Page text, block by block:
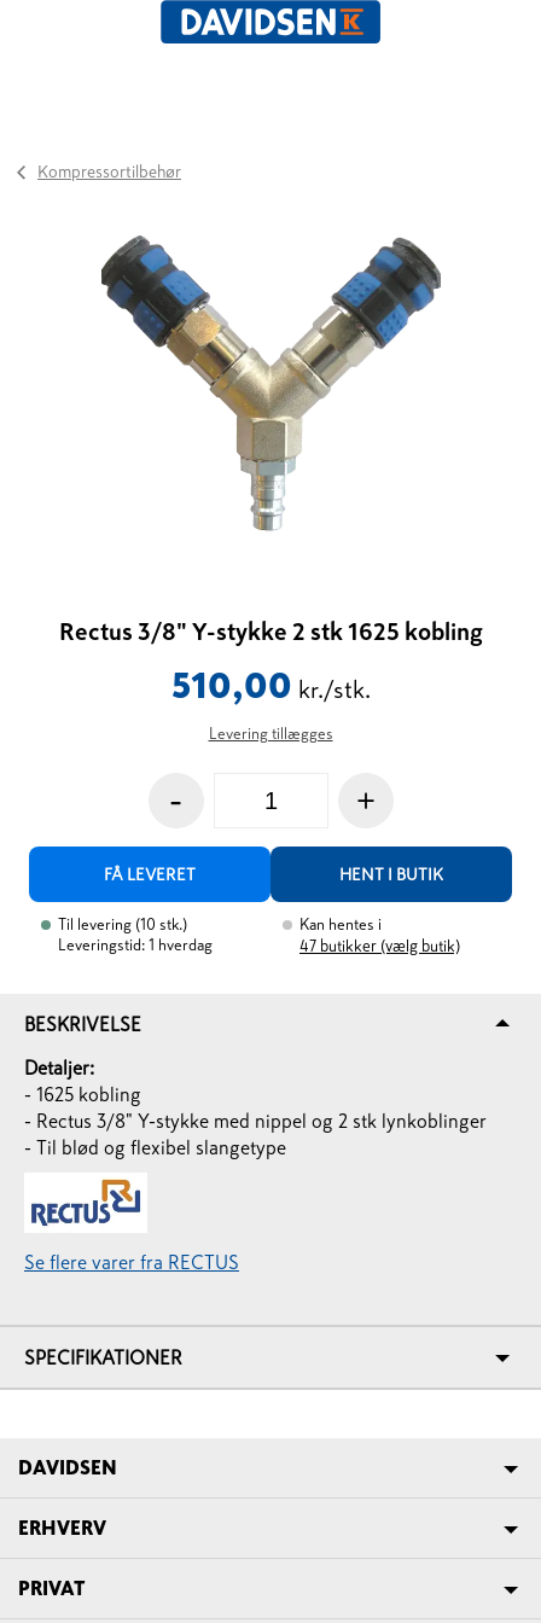
Kompressortilbehør
Rectus 3/8" Y-stykke 2 stk 1625 kobling
510,00 kr./stk.
Levering tillægges
- +
FÅ LEVERET HENT I BUTIK
Til levering (10 stk.)
Leveringstid: 1 hverdag
Kan hentes i
47 butikker (vælg butik)
BESKRIVELSE
Detaljer:
- 1625 kobling
- Rectus 3/8" Y-stykke med nippel og 2 stk lynkoblinger
- Til blød og flexibel slangetype
Se flere varer fra RECTUS
SPECIFIKATIONER
DAVIDSEN
ERHVERV
PRIVAT